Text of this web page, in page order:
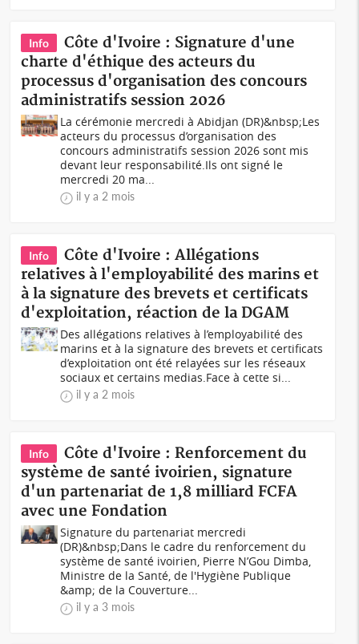
Info
Côte d'Ivoire : Signature d'une
charte d'éthique des acteurs du
processus d'organisation des concours
administratifs session 2026
La cérémonie mercredi à Abidjan (DR)&nbsp;Les
acteurs du processus d’organisation des
concours administratifs session 2026 sont mis
devant leur responsabilité.Ils ont signé le
mercredi 20 ma...
il y a 2 mois
Info
Côte d'Ivoire : Allégations
relatives à l'employabilité des marins et
à la signature des brevets et certificats
d'exploitation, réaction de la DGAM
Des allégations relatives à l’employabilité des
marins et à la signature des brevets et certificats
d’exploitation ont été relayées sur les réseaux
sociaux et certains medias.Face à cette si...
il y a 2 mois
Info
Côte d'Ivoire : Renforcement du
système de santé ivoirien, signature
d'un partenariat de 1,8 milliard FCFA
avec une Fondation
Signature du partenariat mercredi
(DR)&nbsp;Dans le cadre du renforcement du
système de santé ivoirien, Pierre N’Gou Dimba,
Ministre de la Santé, de l'Hygiène Publique
&amp; de la Couverture...
il y a 3 mois